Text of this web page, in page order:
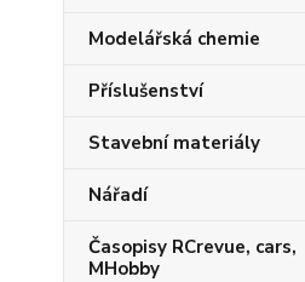
Modelářská chemie
Příslušenství
Stavební materiály
Nářadí
Časopisy RCrevue, cars,
MHobby